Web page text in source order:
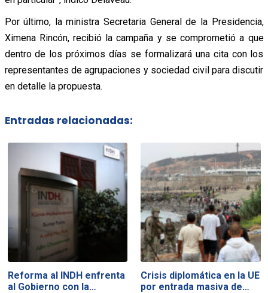
Por último, la ministra Secretaria General de la Presidencia,
Ximena Rincón, recibió la campaña y se comprometió a que
dentro de los próximos días se formalizará una cita con los
representantes de agrupaciones y sociedad civil para discutir
en detalle la propuesta.
Entradas relacionadas:
Reforma al INDH enfrenta
al Gobierno con la…
Crisis diplomática en la UE
por entrada masiva de…